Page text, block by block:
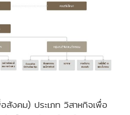
งคม) ประเภท วิสาหกิจเพื่อ